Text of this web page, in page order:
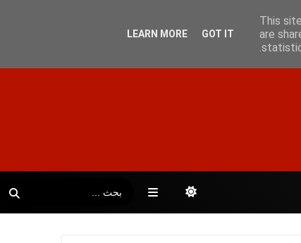
This
are
LEARN MORE GOT IT